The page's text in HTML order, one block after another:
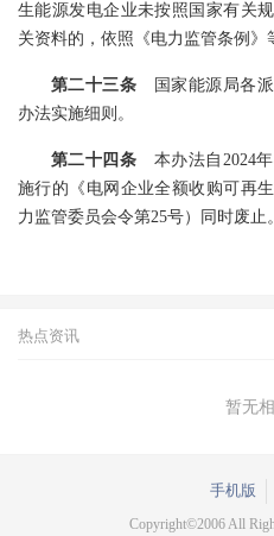
生能源发电企业未按照国家有关
关资料的，依照《电力监管条例》
第二十三条 国家能源局各派
办法实施细则。
第二十四条 本办法自2024年
施行的《电网企业全额收购可再
力监管委员会令第25号）同时废止。
热点资讯
暂无
手机版
Copyright©2006 All